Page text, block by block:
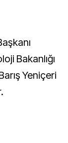
Bakanlığı
Yeniçeri